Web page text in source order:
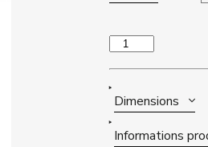
quantité
TABLE
Dimensions
Informations